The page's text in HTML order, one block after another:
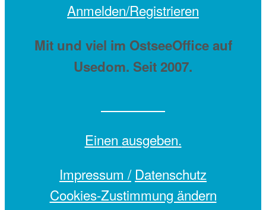
Anmelden/Registrieren
Mit und viel im OstseeOffice auf
Usedom. Seit 2007.
Einen ausgeben.
Impressum / Datenschutz
Cookies-Zustimmung ändern